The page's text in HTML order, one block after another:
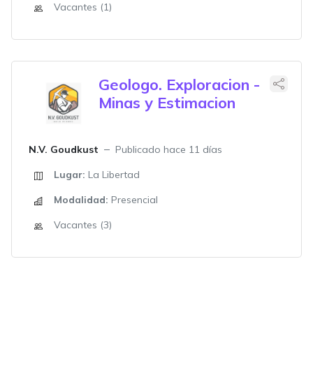
Vacantes (1)
Geologo. Exploracion -
Minas y Estimacion
N.V. Goudkust
Publicado hace 11 días
Lugar: La Libertad
Modalidad: Presencial
Vacantes (3)